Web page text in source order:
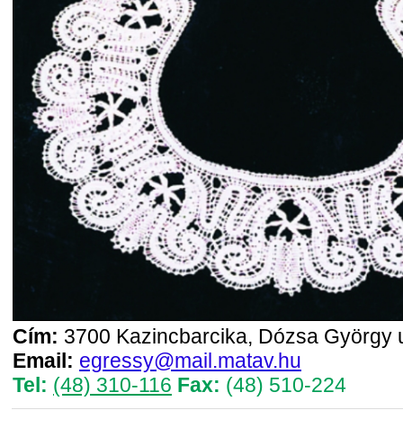
Cím: 3700 Kazincbarcika, Dózsa György
Email: egressy@mail.matav.hu
Tel: (48) 310-116 Fax: (48) 510-224